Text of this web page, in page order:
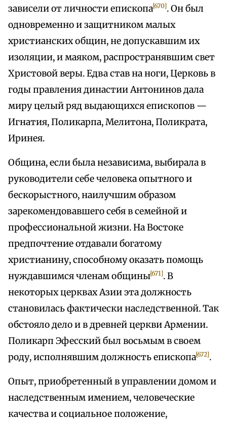
зависели от личности епископа[670]. Он был
одновременно и защитником малых
христианских общин, не допускавшим их
изоляции, и маяком, распространявшим свет
Христовой веры. Едва став на ноги, Церковь в
годы правления династии Антонинов дала
миру целый ряд выдающихся епископов —
Игнатия, Поликарпа, Мелитона, Поликрата,
Иринея.
Община, если была независима, выбирала в
руководители себе человека опытного и
бескорыстного, наилучшим образом
зарекомендовавшего себя в семейной и
профессиональной жизни. На Востоке
предпочтение отдавали богатому
христианину, способному оказать помощь
нуждавшимся членам общины[671]. В
некоторых церквах Азии эта должность
становилась фактически наследственной. Так
обстояло дело и в древней церкви Армении.
Поликарп Эфесский был восьмым в своем
роду, исполнявшим должность епископа[672].
Опыт, приобретенный в управлении домом и
наследственным имением, человеческие
качества и социальное положение,